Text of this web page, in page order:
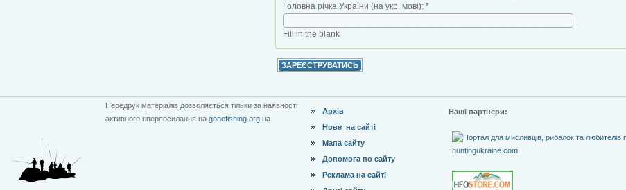
Головна річка України (на укр. мові): *
Fill in the blank
Передрук матеріалів дозволяється тільки за наявності
активного гіперпосилання на gonefishing.org.ua
Архів
Нове на сайті
Мапа сайту
Допомога по сайту
Реклама на сайті
Наші партнери: